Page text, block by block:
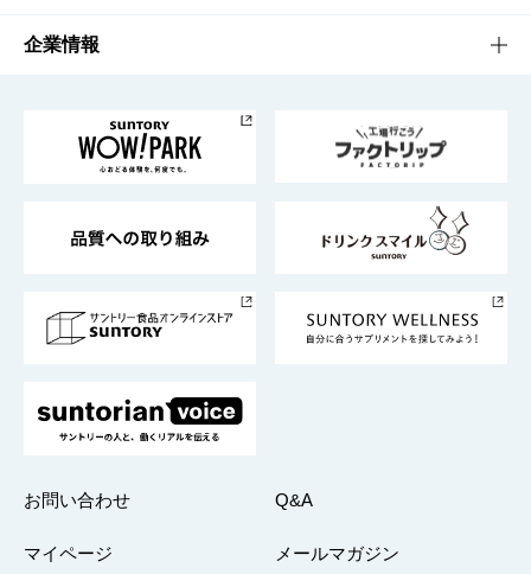
栄養成分一覧
工場見学
地域情報
サントリーホール
サントリーサンバーズ大阪
サステナビリティTOP
サントリーが考えるサステナビリティ経営
企業情報
企業概要
採用情報
お問い合わせ Q&A
マイページ メールマガジン